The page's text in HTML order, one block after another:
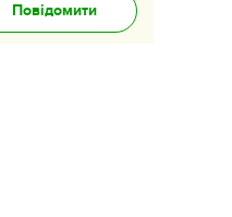
Повідомити